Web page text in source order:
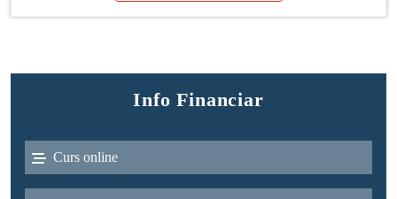
Info Financiar
Curs online